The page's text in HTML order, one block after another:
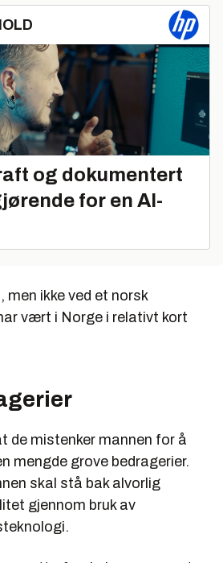
og dokumentert
for en AI-
men ikke ved et norsk
vært i Norge i relativt kort
de mistenker mannen for å
mengde grove bedragerier.
skal stå bak alvorlig
gjennom bruk av